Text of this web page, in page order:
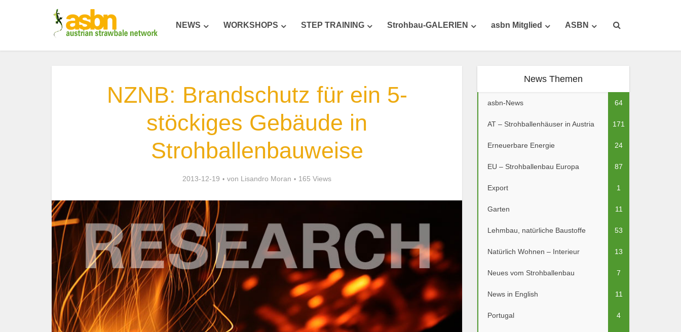
NEWS WORKSHOPS STEP TRAINING Strohbau-GALERIEN asbn Mitglied ASBN
NZNB: Brandschutz für ein 5-
stöckiges Gebäude in
Strohballenbauweise
2013-12-19 von Lisandro Moran 165 Views
News Themen
asbn-News 64
AT – Strohballenhäuser in Austria 171
Erneuerbare Energie 24
EU – Strohballenbau Europa 87
Export 1
Garten 11
Lehmbau, natürliche Baustoffe 53
Natürlich Wohnen – Interieur 13
Neues vom Strohballenbau 7
News in English 11
Portugal 4